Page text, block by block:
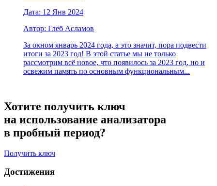
Дата: 12 Янв 2024
Автор: Глеб Асламов
За окном январь 2024 года, а это значит, пора подвести
итоги за 2023 год! В этой статье мы не только
рассмотрим всё новое, что появилось за 2023 год, но и
освежим память по основным функциональным...
Хотите получить ключ
на использование анализатора
в пробный период?
Получить ключ
Достижения